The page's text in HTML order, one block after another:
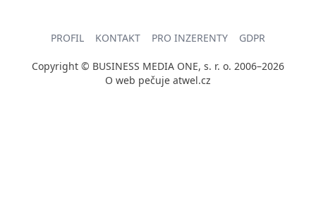
PROFIL KONTAKT PRO INZERENTY GDPR
Copyright © BUSINESS MEDIA ONE, s. r. o. 2006–2026